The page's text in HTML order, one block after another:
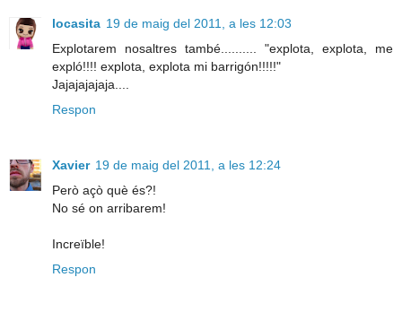
locasita 19 de maig del 2011, a les 12:03
Explotarem nosaltres també.......... "explota, explota, me
expló!!!! explota, explota mi barrigón!!!!!"
Jajajajajaja....
Respon
Xavier 19 de maig del 2011, a les 12:24
Però açò què és?!
No sé on arribarem!
Increïble!
Respon